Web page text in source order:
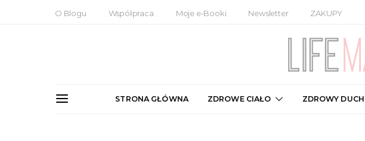
O Blogu Współpraca Moje e-Booki Newsletter ZAKUPY
STRONA GŁÓWNA ZDROWE CIAŁO ZDROWY DUCH